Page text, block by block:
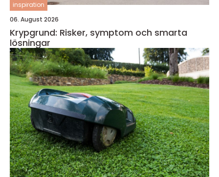
inspiration
06. August 2026
Krypgrund: Risker, symptom och smarta
lösningar